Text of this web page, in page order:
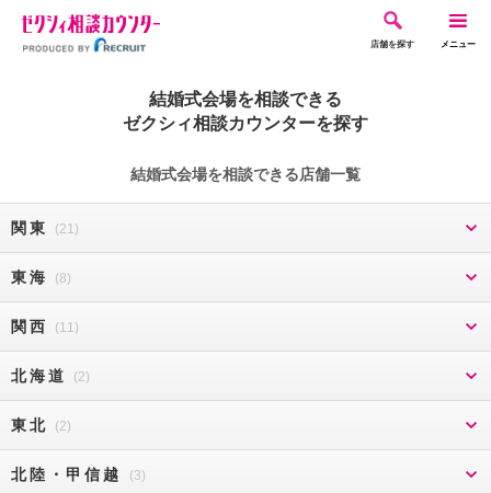
店舗を探す メニュー
結婚式会場を相談できる
ゼクシィ相談カウンターを探す
結婚式会場を相談できる店舗一覧
関東 (21)
東海 (8)
関西 (11)
北海道 (2)
東北 (2)
北陸・甲信越 (3)